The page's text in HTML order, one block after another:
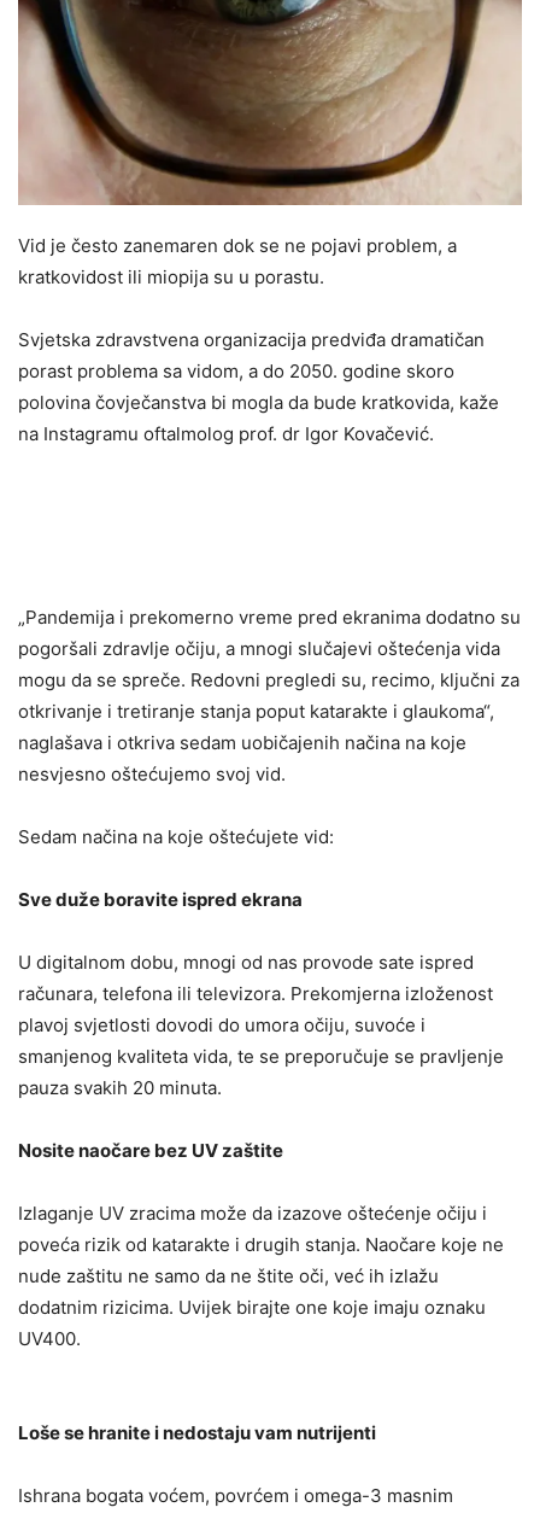
Vid je često zanemaren dok se ne pojavi problem, a
kratkovidost ili miopija su u porastu.
Svjetska zdravstvena organizacija predviđa dramatičan
porast problema sa vidom, a do 2050. godine skoro
polovina čovječanstva bi mogla da bude kratkovida, kaže
na Instagramu oftalmolog prof. dr Igor Kovačević.
„Pandemija i prekomerno vreme pred ekranima dodatno su
pogoršali zdravlje očiju, a mnogi slučajevi oštećenja vida
mogu da se spreče. Redovni pregledi su, recimo, ključni za
otkrivanje i tretiranje stanja poput katarakte i glaukoma“,
naglašava i otkriva sedam uobičajenih načina na koje
nesvjesno oštećujemo svoj vid.
Sedam načina na koje oštećujete vid:
Sve duže boravite ispred ekrana
U digitalnom dobu, mnogi od nas provode sate ispred
računara, telefona ili televizora. Prekomjerna izloženost
plavoj svjetlosti dovodi do umora očiju, suvoće i
smanjenog kvaliteta vida, te se preporučuje se pravljenje
pauza svakih 20 minuta.
Nosite naočare bez UV zaštite
Izlaganje UV zracima može da izazove oštećenje očiju i
poveća rizik od katarakte i drugih stanja. Naočare koje ne
nude zaštitu ne samo da ne štite oči, već ih izlažu
dodatnim rizicima. Uvijek birajte one koje imaju oznaku
UV400.
Loše se hranite i nedostaju vam nutrijenti
Ishrana bogata voćem, povrćem i omega-3 masnim